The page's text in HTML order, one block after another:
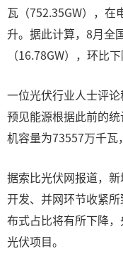
瓦（752.35GW），在
升。据此计算，8月全
（16.78GW），环比
一位光伏行业人士评论
预见能源根据此前的
机容量为73557万千瓦
据索比光伏网报道，
开发、并网环节收紧
布式占比将有所下降
光伏项目。